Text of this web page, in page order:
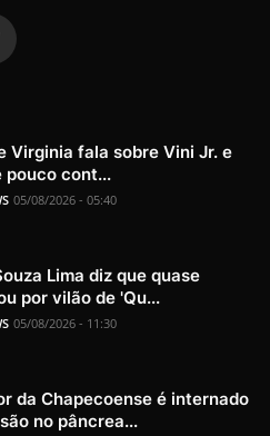
Virginia fala sobre Vini Jr. e
pouco cont...
05/08/2026 - 05:40
Lima diz que quase
por vilão de 'Qu...
05/08/2026 - 11:30
da Chapecoense é internado
no pâncrea...